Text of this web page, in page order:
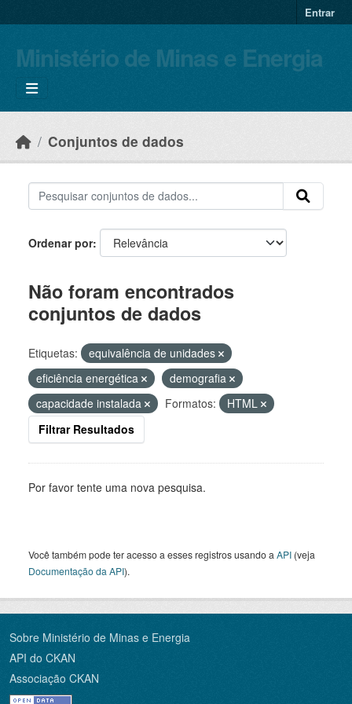
Entrar
Ministério de Minas e Energia
Conjuntos de dados
Ordenar por
Não foram encontrados
conjuntos de dados
Etiquetas:
equivalência de unidades
eficiência energética
demografia
capacidade instalada
Formatos:
HTML
Filtrar Resultados
Por favor tente uma nova pesquisa.
Você também pode ter acesso a esses registros usando a API (veja
Documentação da API).
Sobre Ministério de Minas e Energia
API do CKAN
Associação CKAN